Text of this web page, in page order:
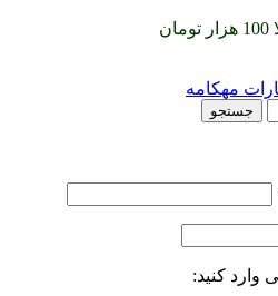
جستجو
وارد کنید: